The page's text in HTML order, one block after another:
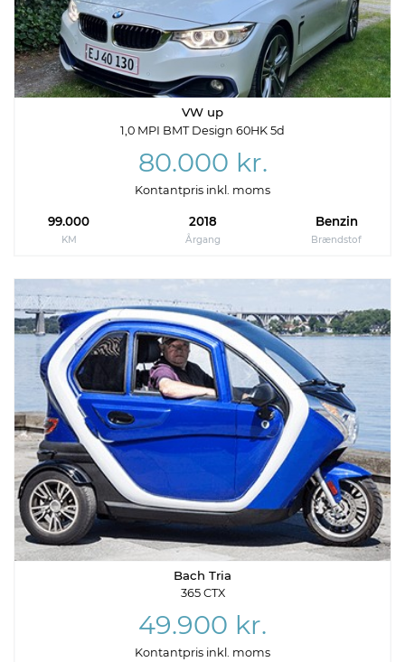
VW up
1,0 MPI BMT Design 60HK 5d
80.000 kr.
Kontantpris inkl. moms
99.000
KM
2018
Årgang
Benzin
Brændstof
Bach Tria
365 CTX
49.900 kr.
Kontantpris inkl. moms